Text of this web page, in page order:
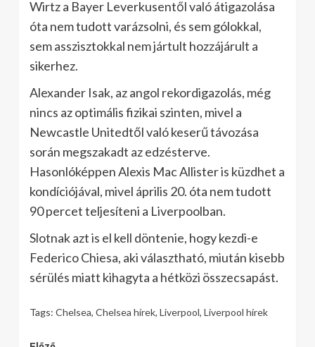
Wirtz a Bayer Leverkusentől való átigazolása
óta nem tudott varázsolni, és sem gólokkal,
sem asszisztokkal nem jártult hozzájárult a
sikerhez.
Alexander Isak, az angol rekordigazolás, még
nincs az optimális fizikai szinten, mivel a
Newcastle Unitedtől való keserű távozása
során megszakadt az edzésterve.
Hasonlóképpen Alexis Mac Allister is küzdhet a
kondíciójával, mivel április 20. óta nem tudott
90 percet teljesíteni a Liverpoolban.
Slotnak azt is el kell döntenie, hogy kezdi-e
Federico Chiesa, aki választható, miután kisebb
sérülés miatt kihagyta a hétközi összecsapást.
Tags: Chelsea, Chelsea hírek, Liverpool, Liverpool hírek